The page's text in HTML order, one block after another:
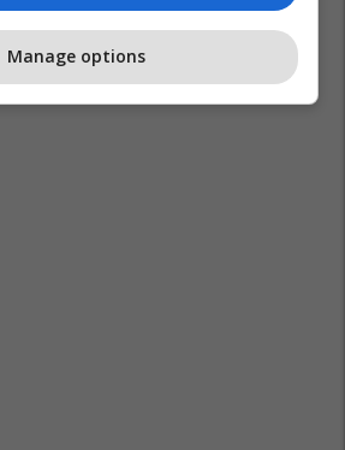
Manage options